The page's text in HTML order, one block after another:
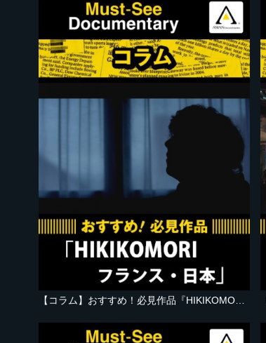
【コラム】おすすめ！必見作品『HIKIKOMORI フランス・日本』